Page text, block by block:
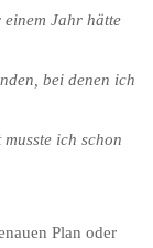
einem Jahr hätte
bei denen ich
ich schon
Plan oder